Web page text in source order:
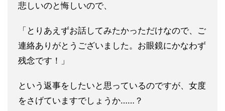
悲しいのと悔しいので、
「とりあえずお話してみたかっただけなので、ご
連絡ありがとうございました。お眼鏡にかなわず
残念です！」
という返事をしたいと思っているのですが、女度
をさげていますでしょうか……？